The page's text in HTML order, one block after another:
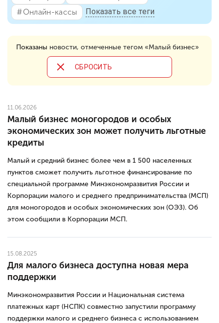
#⁣Онлайн-кассы
Показать все теги
Показаны новости, отмеченные тегом «Малый бизнес»
CБРОСИТЬ
11.06.2026
Малый бизнес моногородов и особых
экономических зон может получить льготные
кредиты
Малый и средний бизнес более чем в 1 500 населенных
пунктов сможет получить льготное финансирование по
специальной программе Минэкономразвития России и
Корпорации малого и среднего предпринимательства (МСП)
для моногородов и особых экономических зон (ОЭЗ). Об
этом сообщили в Корпорации МСП.
15.08.2025
Для малого бизнеса доступна новая мера
поддержки
Минэкономразвития России и Национальная система
платежных карт (НСПК) совместно запустили программу
поддержки малого и среднего бизнеса с использованием